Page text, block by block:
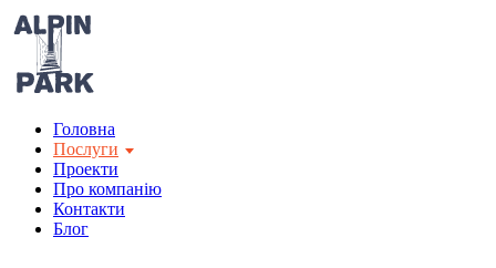
Перейти
до
вмісту
Головна
Послуги
Проекти
Про компанію
Контакти
Блог